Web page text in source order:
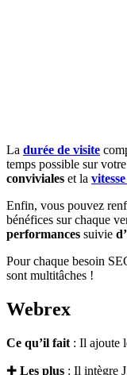
La durée de visite
temps possible sur
conviviales et la
Enfin, vous pouvez
bénéfices sur chaque
performances suivie
Pour chaque besoin
sont multitâches !
Webrex
Ce qu’il fait : Il ajoute
✚ Les plus : Il intègre